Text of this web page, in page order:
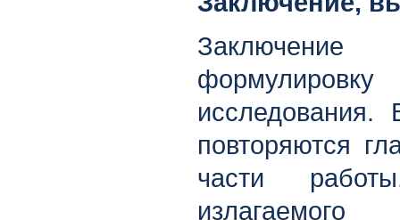
Заключение
повторяются
части